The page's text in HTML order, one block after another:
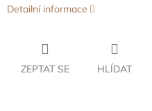
Detailní informace
ZEPTAT SE HLÍDAT